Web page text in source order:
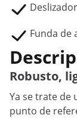
Deslizador
Funda de
Robusto,
Ya se trate de
punto de